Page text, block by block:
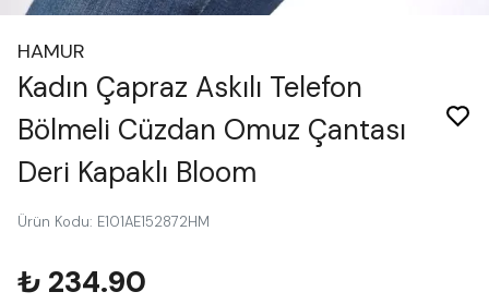
HAMUR
Kadın Çapraz Askılı Telefon
Bölmeli Cüzdan Omuz Çantası
Deri Kapaklı Bloom
Ürün Kodu: E101AE152872HM
₺ 234.90